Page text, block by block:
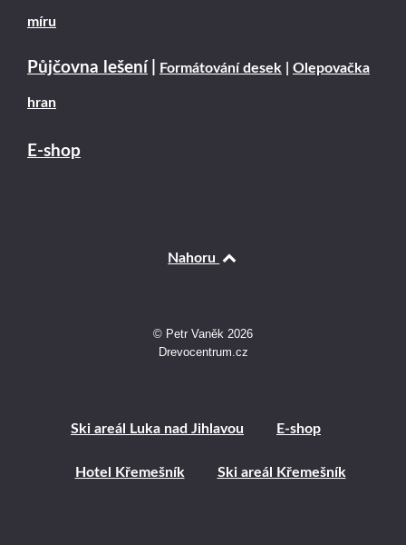
míru
Půjčovna lešení Formátování desek Olepovačka
hran
E-shop
Nahoru
© Petr Vaněk 2026
Drevocentrum.cz
Ski areál Luka nad Jihlavou E-shop
Hotel Křemešník Ski areál Křemešník